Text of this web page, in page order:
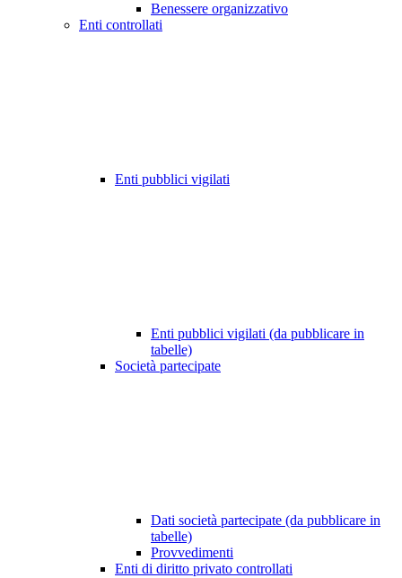
Benessere organizzativo
Enti controllati
Enti pubblici vigilati
Enti pubblici vigilati (da pubblicare in
tabelle)
Società partecipate
Dati società partecipate (da pubblicare in
tabelle)
Provvedimenti
Enti di diritto privato controllati